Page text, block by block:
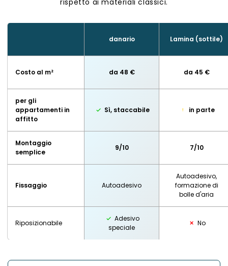
danario Lamina (sottile)
Costo al m² da 48 € da 45 €
per gli
appartamenti in
affitto
Sì, staccabile in parte
Montaggio
semplice
9/10 7/10
Fissaggio Autoadesivo
Autoadesivo,
formazione di
bolle d'aria
Riposizionabile
Adesivo
speciale
No